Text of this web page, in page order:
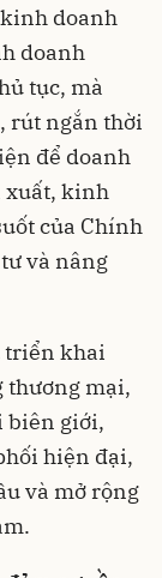
doanh
doanh
tục, mà
rút ngắn thời
để doanh
xuất, kinh
của Chính
và nâng
triển khai
thương mại,
biên giới,
hiện đại,
và mở rộng